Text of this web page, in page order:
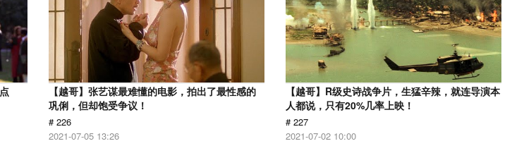
【越哥】张艺谋最难懂的电影，拍出了最性感的
巩俐，但却饱受争议！
# 226
2021-07-05 13:26
【越哥】R级史诗战争片，生猛辛辣，就连导演本
人都说，只有20%几率上映！
# 227
2021-07-02 10:00